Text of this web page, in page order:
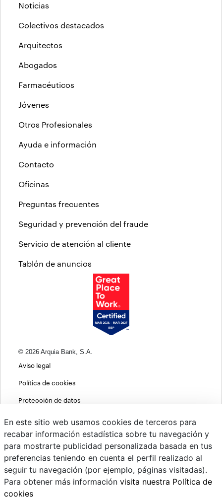
Noticias
Colectivos destacados
Arquitectos
Abogados
Farmacéuticos
Jóvenes
Otros Profesionales
Ayuda e información
Contacto
Oficinas
Preguntas frecuentes
Seguridad y prevención del fraude
Servicio de atención al cliente
Tablón de anuncios
© 2026 Arquia Bank, S.A.
Aviso legal
Política de cookies
Protección de datos
Política de privacidad web
MIFID
PSD2
Cambio de divisas
En este sitio web usamos cookies de terceros para
recabar información estadística sobre tu navegación y
para mostrarte publicidad personalizada basada en tus
preferencias teniendo en cuenta el perfil realizado al
seguir tu navegación (por ejemplo, páginas visitadas).
Para obtener más información visita nuestra Política de
cookies